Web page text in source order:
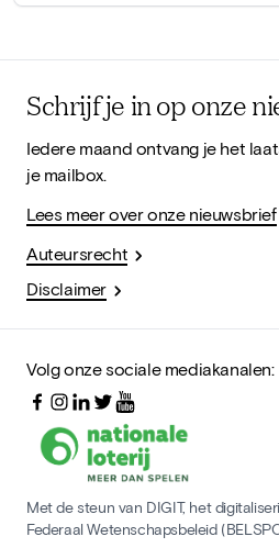
Schrijf je in op onze
Iedere maand ontvang je het
je mailbox.
Lees meer over onze nieuwsbrief
Auteursrecht
Disclaimer
Volg onze sociale mediakanalen:
Met de steun van DIGIT, het
Federaal Wetenschapsbeleid